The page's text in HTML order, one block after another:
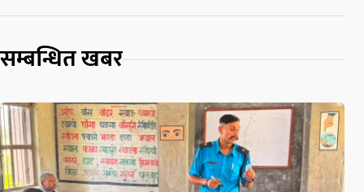
सम्बन्धित खबर